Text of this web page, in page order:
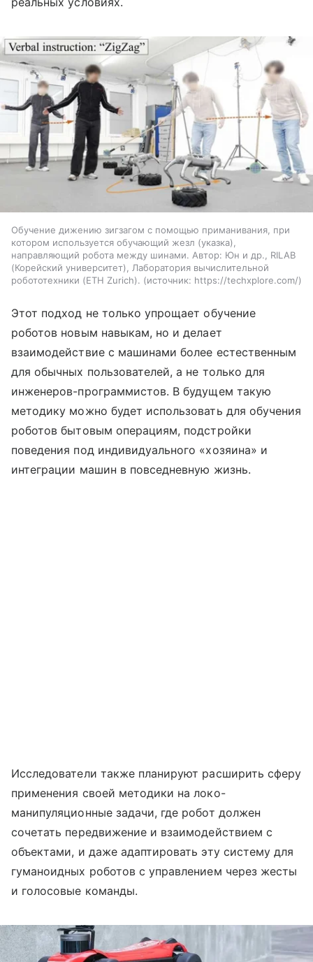
Обучение дижению зигзагом с помощью приманивания, при
котором используется обучающий жезл (указка),
направляющий робота между шинами. Автор: Юн и др., RILAB
(Корейский университет), Лаборатория вычислительной
робототехники (ETH Zurich).
источник: https://techxplore.com/
Этот подход не только упрощает обучение
роботов новым навыкам, но и делает
взаимодействие с машинами более естественным
для обычных пользователей, а не только для
инженеров-программистов. В будущем такую
методику можно будет использовать для обучения
роботов бытовым операциям, подстройки
поведения под индивидуального «хозяина» и
интеграции машин в повседневную жизнь.
Исследователи также планируют расширить сферу
применения своей методики на локо-
манипуляционные задачи, где робот должен
сочетать передвижение и взаимодействием с
объектами, и даже адаптировать эту систему для
гуманоидных роботов с управлением через жесты
и голосовые команды.